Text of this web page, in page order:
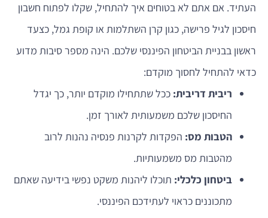
העתיד. אם אתם לא בטוחים איך להתחיל, שקלו לפתוח חשבון
חיסכון לגיל פרישה, כגון קרן השתלמות או קופת גמל, כצעד
ראשון בבניית הביטחון הפיננסי שלכם. הינה מספר סיבות מדוע
כדאי להתחיל לחסוך מוקדם:
ריבית דריבית: ככל שתתחילו מוקדם יותר, כך יגדל
החיסכון שלכם משמעותית לאורך זמן.
הטבות מס: הפקדות לקרנות פנסיה נהנות לרוב
מהטבות מס משמעותיות.
ביטחון כלכלי: תוכלו ליהנות משקט נפשי בידיעה שאתם
מתכוננים כראוי לעתידכם הפיננסי.